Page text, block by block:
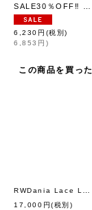
6,230 円 (税別)
6,853 円 )
この商品を買っ
17,000 円(税別)